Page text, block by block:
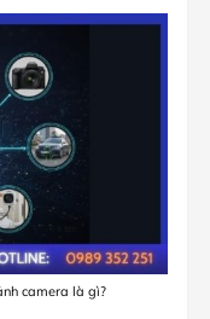
camera là gì?